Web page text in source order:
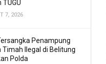
TUGU
7, 2026
Penampung
Timah Ilegal di Belitung
Polda